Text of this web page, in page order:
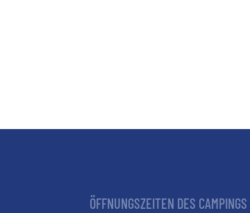
ÖFFNUNGSZEITEN DES CAMPINGS